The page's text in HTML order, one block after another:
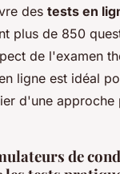
des tests en
plus de 850
de l'examen
ligne est idéal
d'une approche
de